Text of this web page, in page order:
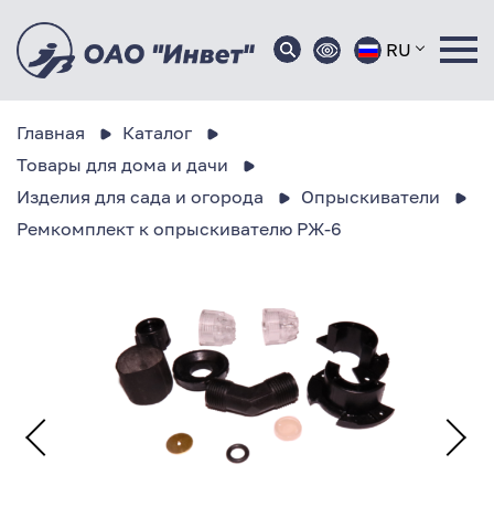
RU
Главная
Каталог
Товары для дома и дачи
Изделия для сада и огорода
Опрыскиватели
Ремкомплект к опрыскивателю РЖ-6